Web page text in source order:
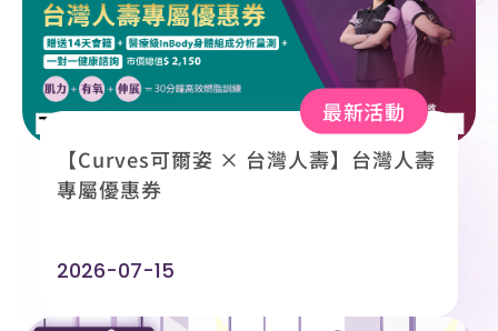
最新活動
【Curves可爾姿 × 台灣人壽】台灣人壽
專屬優惠券
2026-07-15